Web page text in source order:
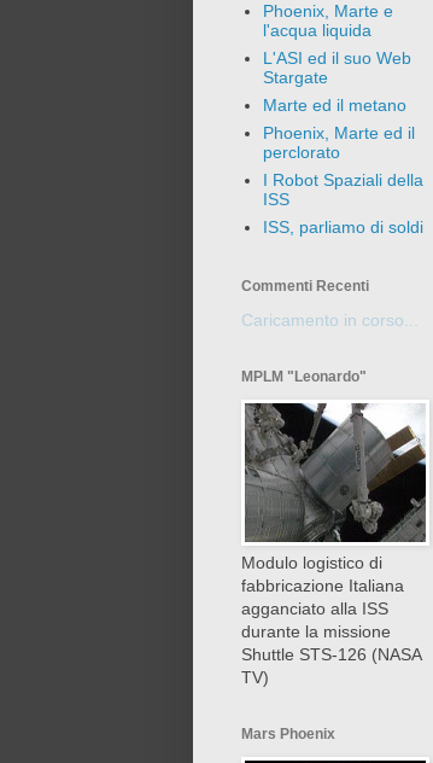
Phoenix, Marte e
l'acqua liquida
L'ASI ed il suo Web
Stargate
Marte ed il metano
Phoenix, Marte ed il
perclorato
I Robot Spaziali della
ISS
ISS, parliamo di soldi
Commenti Recenti
Caricamento in corso...
MPLM "Leonardo"
Modulo logistico di
fabbricazione Italiana
agganciato alla ISS
durante la missione
Shuttle STS-126 (NASA
TV)
Mars Phoenix